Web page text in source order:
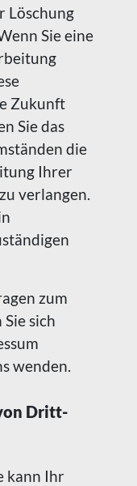
Löschung
Sie eine
Zukunft
Sie das
die
Ihrer
verlangen.
zum
sich
wenden.
Dritt­
kann Ihr